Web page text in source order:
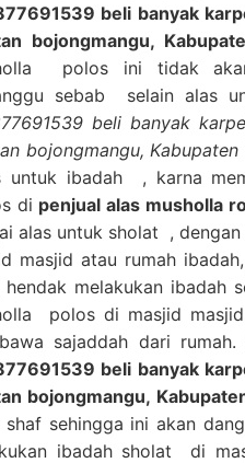
beli banyak
bojongmangu,
polos ini tidak
sebab selain alas
beli banyak
bojongmangu,
untuk ibadah , karna
di penjual alas musholla
alas untuk sholat ,
masjid atau rumah
hendak melakukan ibadah
polos di masjid
sajaddah dari
beli banyak
bojongmangu,
shaf sehingga ini akan
ibadah sholat di